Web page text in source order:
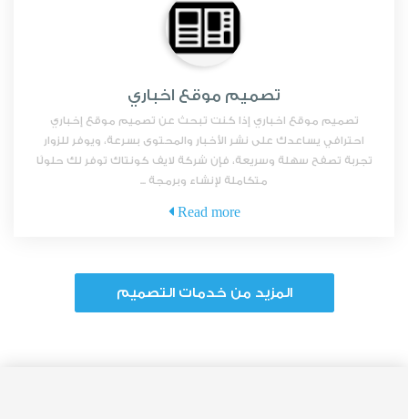
تصميم موقع اخباري
تصميم موقع اخباري إذا كنت تبحث عن تصميم موقع إخباري
احترافي يساعدك على نشر الأخبار والمحتوى بسرعة، ويوفر للزوار
تجربة تصفح سهلة وسريعة، فإن شركة لايف كونتاك توفر لك حلولًا
متكاملة لإنشاء وبرمجة ...
Read more
المزيد من خدمات التصميم